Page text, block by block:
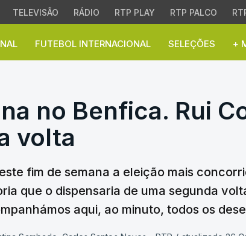
TELEVISÃO RÁDIO RTP PLAY RTP PALCO
FUTEBOL INTERNACIONAL SELEÇÕES +
no Benfica. Rui
no Benfica. Rui
volta
fim de semana a eleição mais
que o dispensaria de uma segunda
aqui, ao minuto, todos os